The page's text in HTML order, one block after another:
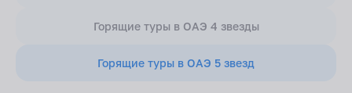
Горящие туры в ОАЭ 4 звезды
Горящие туры в ОАЭ 5 звезд